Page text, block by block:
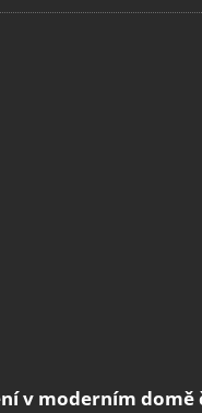
v moderním